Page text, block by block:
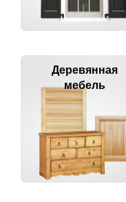
Деревянная
мебель